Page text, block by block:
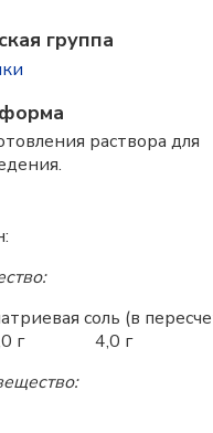
группа
раствора для
соль (в
г 4,0 г